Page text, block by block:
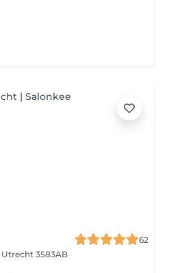
62
Utrecht 3583AB